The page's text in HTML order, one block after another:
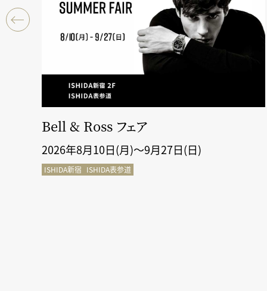
Bell & Ross フェア
2026年8月10日(月)～9月27日(日)
ISHIDA新宿 ISHIDA表参道